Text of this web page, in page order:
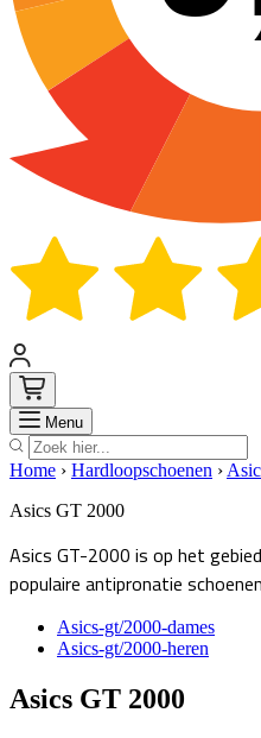
Menu Zoek
Home › Hardloopschoenen ›
Asics GT 2000
Asics GT-2000 is op het
populaire antipronatie
Asics-gt/2000-dames
Asics-gt/2000-heren
Asics GT 2000